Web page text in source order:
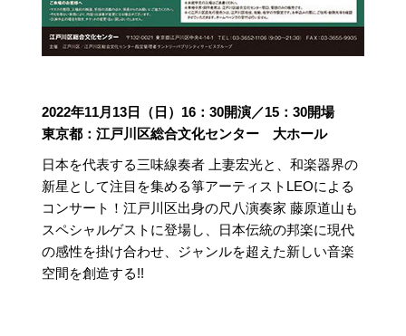
2022年11月13日（日）16：30開演／15：30開場
東京都：江戸川区総合文化センター 大ホール
日本を代表する三味線奏者 上妻宏光と、和楽器界の
新星として注目を集める箏アーティストLEOによる
コンサート！江戸川区出身の尺八演奏家 藤原道山も
スペシャルゲストに登場し、日本伝統の邦楽に現代
の感性を掛け合わせ、ジャンルを超えた新しい音楽
空間を創造する!!